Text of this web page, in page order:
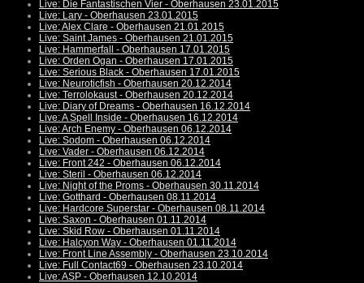
Live: Die Fantastischen Vier - Oberhausen 23.01.2015
Live: Lary - Oberhausen 23.01.2015
Live: Alex Clare - Oberhausen 21.01.2015
Live: Saint James - Oberhausen 21.01.2015
Live: Hammerfall - Oberhausen 17.01.2015
Live: Orden Ogan - Oberhausen 17.01.2015
Live: Serious Black - Oberhausen 17.01.2015
Live: Neuroticfish - Oberhausen 20.12.2014
Live: Terrolokaust - Oberhausen 20.12.2014
Live: Diary of Dreams - Oberhausen 16.12.2014
Live: A Spell Inside - Oberhausen 16.12.2014
Live: Arch Enemy - Oberhausen 06.12.2014
Live: Sodom - Oberhausen 06.12.2014
Live: Vader - Oberhausen 06.12.2014
Live: Front 242 - Oberhausen 06.12.2014
Live: Steril - Oberhausen 06.12.2014
Live: Night of the Proms - Oberhausen 30.11.2014
Live: Gotthard - Oberhausen 08.11.2014
Live: Hardcore Superstar - Oberhausen 08.11.2014
Live: Saxon - Oberhausen 01.11.2014
Live: Skid Row - Oberhausen 01.11.2014
Live: Halcyon Way - Oberhausen 01.11.2014
Live: Front Line Assembly - Oberhausen 23.10.2014
Live: Full Contact69 - Oberhausen 23.10.2014
Live: ASP - Oberhausen 12.10.2014